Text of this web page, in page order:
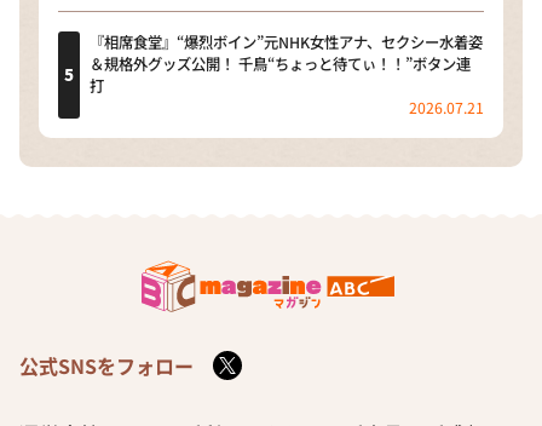
『相席食堂』“爆烈ボイン”元NHK女性アナ、セクシー水着姿
＆規格外グッズ公開！ 千鳥“ちょっと待てぃ！！”ボタン連
打
2026.07.21
公式SNSをフォロー